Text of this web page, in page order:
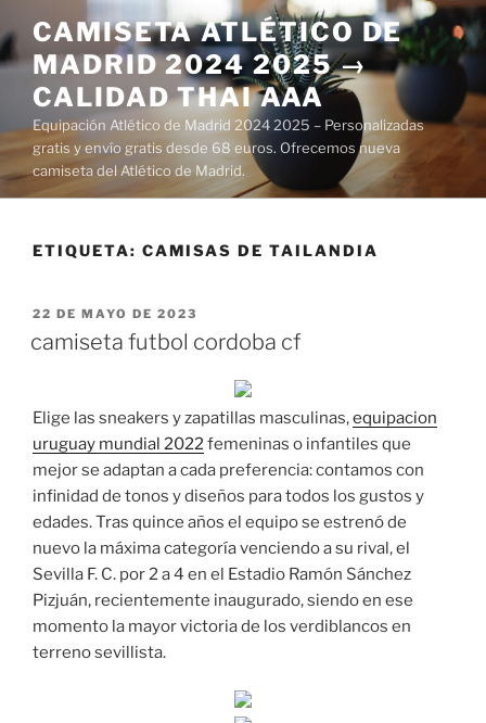
al
contenido
CAMISETA ATLÉTICO DE
MADRID 2024 2025 →
CALIDAD THAI AAA
Equipación Atlético de Madrid 2024 2025 – Personalizadas
gratis y envío gratis desde 68 euros. Ofrecemos nueva
camiseta del Atlético de Madrid.
ETIQUETA: CAMISAS DE TAILANDIA
PUBLICADO
22 DE MAYO DE 2023
camiseta futbol cordoba cf
Elige las sneakers y zapatillas masculinas,equipacion
uruguay mundial 2022femeninas o infantiles que
mejor se adaptan a cada preferencia: contamos con
infinidad de tonos y diseños para todos los gustos y
edades. Tras quince años el equipo se estrenó de
nuevo la máxima categoría venciendo a su rival, el
Sevilla F. C. por 2 a 4 en el Estadio Ramón Sánchez
Pizjuán, recientemente inaugurado, siendo en ese
momento la mayor victoria de los verdiblancos en
terreno sevillista.